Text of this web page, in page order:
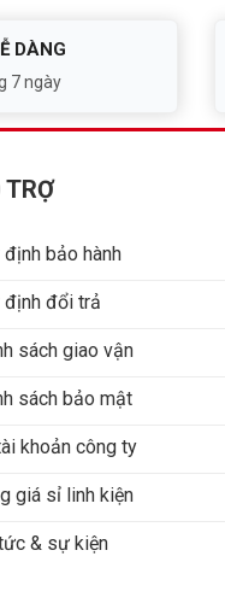
DÀNG
7 ngày
TRỢ
định bảo hành
định đổi trả
sách giao vận
sách bảo mật
khoản công ty
giá sỉ linh kiện
& sự kiện